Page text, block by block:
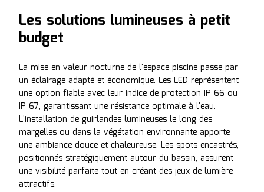
Les solutions lumineuses à petit
budget
La mise en valeur nocturne de l'espace piscine passe par
un éclairage adapté et économique. Les LED représentent
une option fiable avec leur indice de protection IP 66 ou
IP 67, garantissant une résistance optimale à l'eau.
L'installation de guirlandes lumineuses le long des
margelles ou dans la végétation environnante apporte
une ambiance douce et chaleureuse. Les spots encastrés,
positionnés stratégiquement autour du bassin, assurent
une visibilité parfaite tout en créant des jeux de lumière
attractifs.